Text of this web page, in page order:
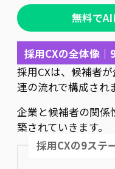
無料で
採用CXの全体像｜
採用CXは、候補者
連の流れで構成され
企業と候補者の関係
築されていきます。
採用CXの9ステ